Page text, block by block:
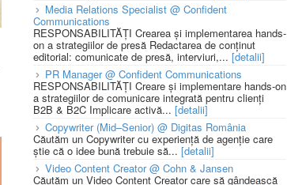
Media Relations Specialist @ Confident
Communications
RESPONSABILITĂȚI Crearea și implementarea hands-
on a strategiilor de presă Redactarea de conținut
editorial: comunicate de presă, interviuri,... [detalii]
PR Manager @ Confident Communications
RESPONSABILITĂȚI Creare și implementare hands-on
a strategiilor de comunicare integrată pentru clienți
B2B & B2C Implicare activă... [detalii]
Copywriter (Mid–Senior) @ Digitas România
Căutăm un Copywriter cu experiență de agenție care
știe că o idee bună trebuie să... [detalii]
Video Content Creator @ Cohn & Jansen
Căutăm un Video Content Creator care să gândească